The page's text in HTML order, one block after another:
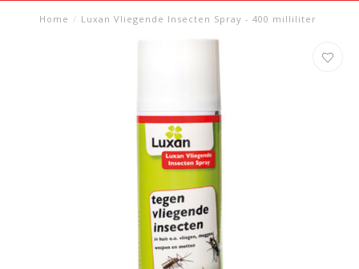
Home / Luxan Vliegende Insecten Spray - 400 milliliter